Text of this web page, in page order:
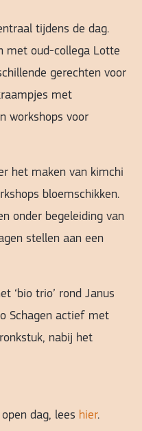
tijdens de dag.
met oud-collega Lotte
gerechten voor
met
workshops voor
het maken van kimchi
bloemschikken.
onder begeleiding van
stellen aan een
‘bio trio’ rond Janus
Schagen actief met
nabij het
dag, lees hier.